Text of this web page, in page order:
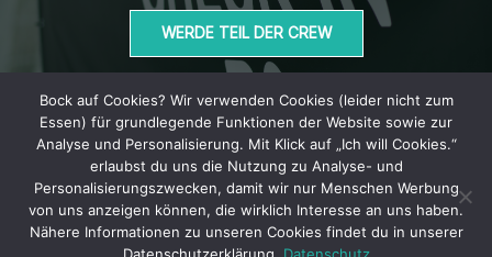
WERDE TEIL DER CREW
Datenschutz
Impressum
Bock auf Cookies? Wir verwenden Cookies (leider nicht zum
Essen) für grundlegende Funktionen der Website sowie zur
Analyse und Personalisierung. Mit Klick auf „Ich will Cookies.“
erlaubst du uns die Nutzung zu Analyse- und
Personalisierungszwecken, damit wir nur Menschen Werbung
von uns anzeigen können, die wirklich Interesse an uns haben.
Nähere Informationen zu unseren Cookies findet du in unserer